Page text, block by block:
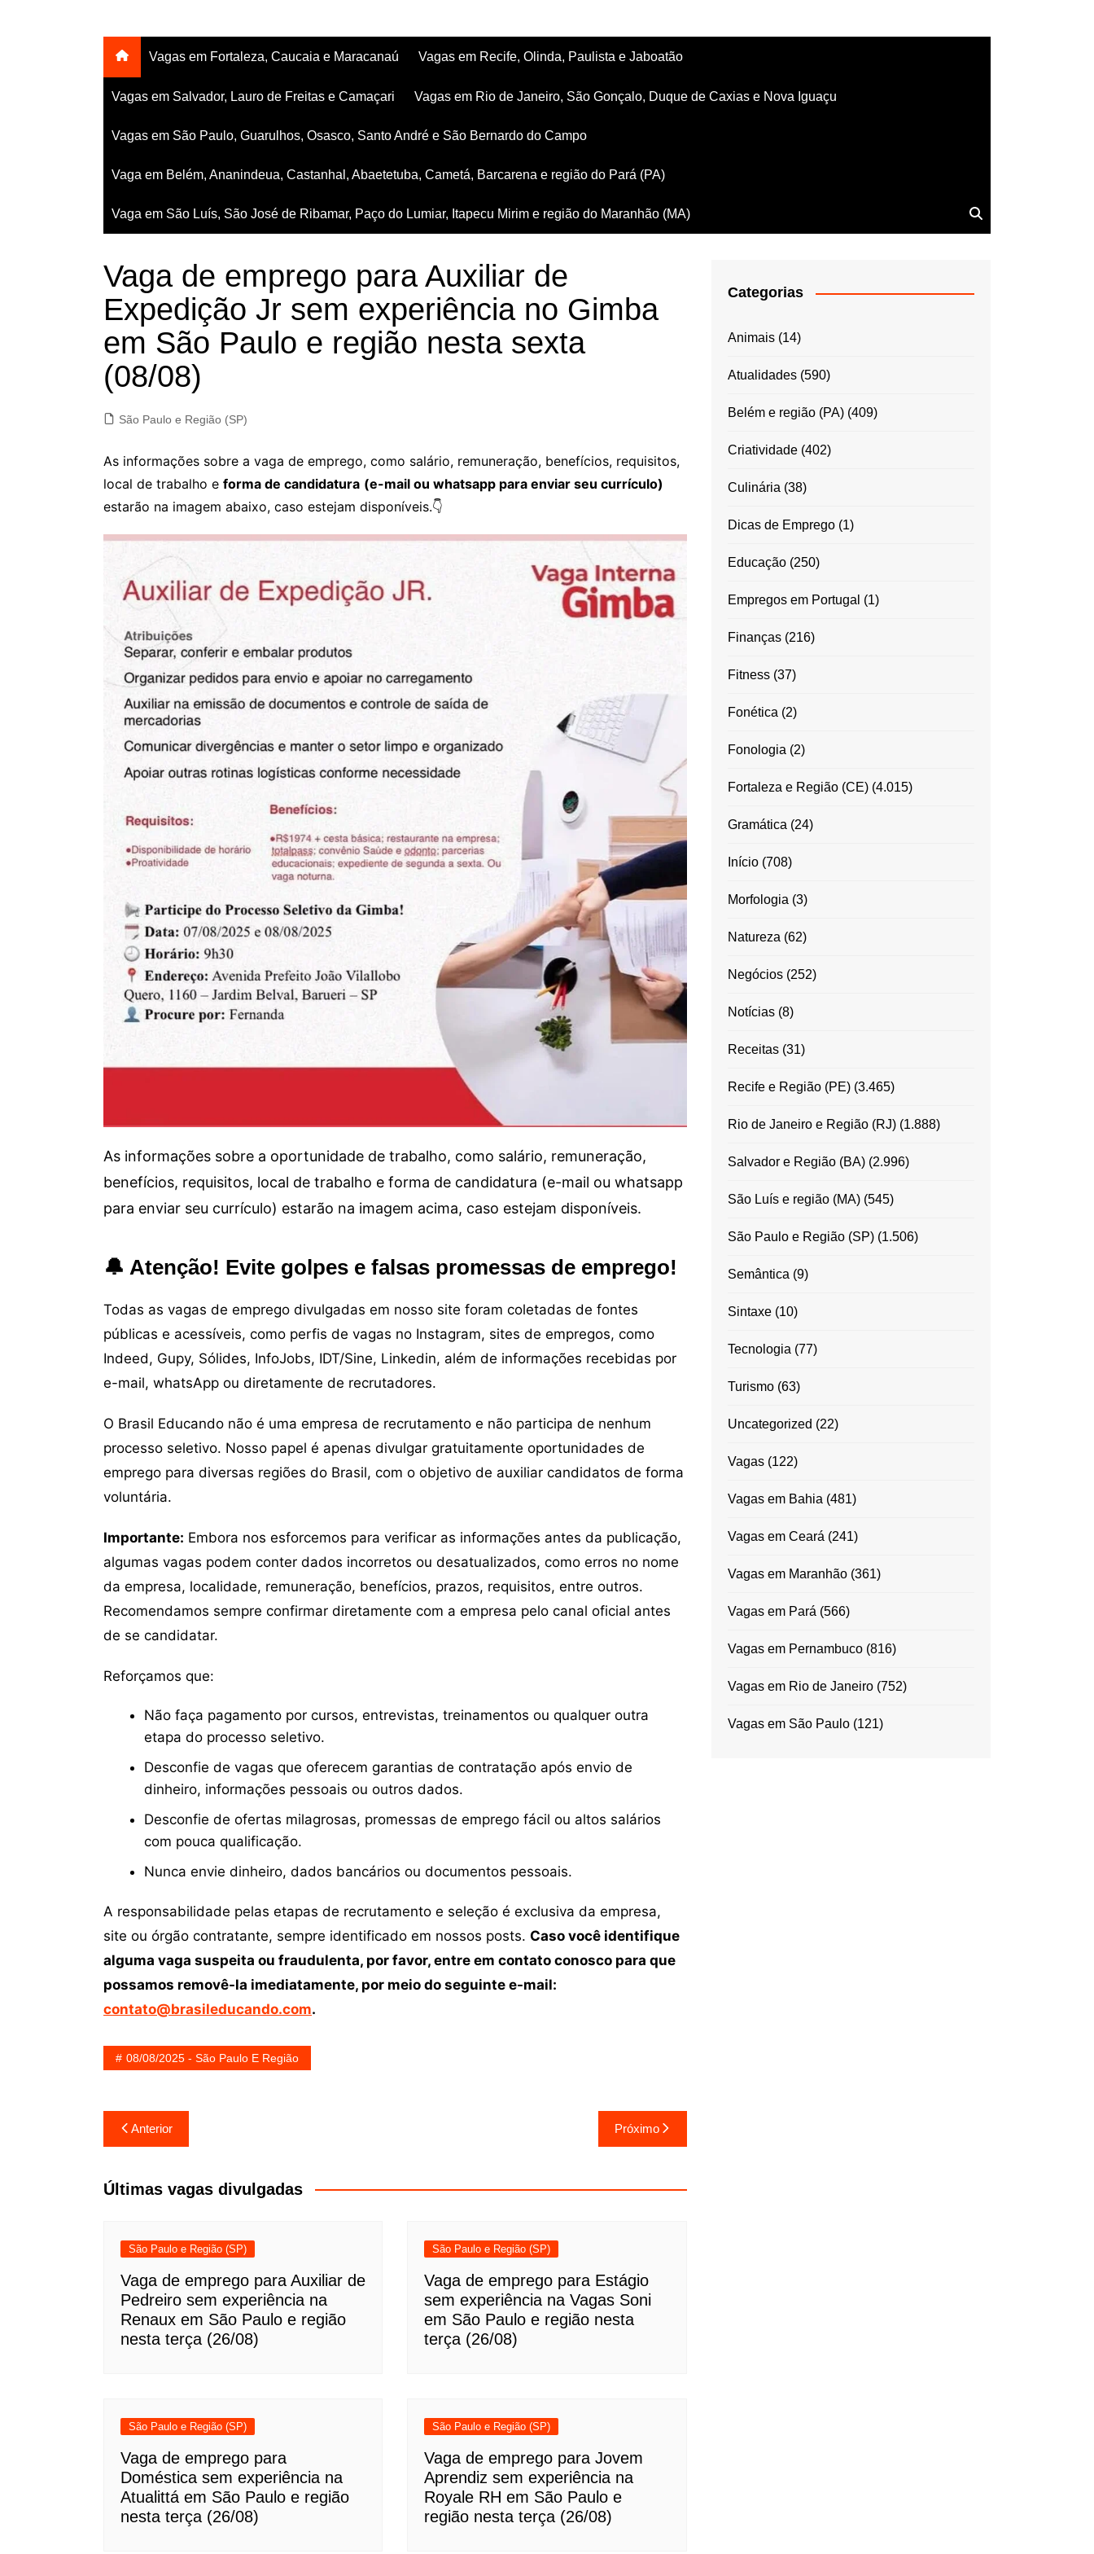
Vagas em Fortaleza, Caucaia e Maracanaú Vagas em Recife, Olinda, Paulista e Jaboatão
Vagas em Salvador, Lauro de Freitas e Camaçari Vagas em Rio de Janeiro, São Gonçalo, Duque de Caxias e Nova Iguaçu
Vagas em São Paulo, Guarulhos, Osasco, Santo André e São Bernardo do Campo
Vaga em Belém, Ananindeua, Castanhal, Abaetetuba, Cametá, Barcarena e região do Pará (PA)
Vaga em São Luís, São José de Ribamar, Paço do Lumiar, Itapecu Mirim e região do Maranhão (MA)
Vaga de emprego para Auxiliar de
Expedição Jr sem experiência no Gimba
em São Paulo e região nesta sexta
(08/08)
São Paulo e Região (SP)
As informações sobre a vaga de emprego, como salário, remuneração, benefícios, requisitos,
local de trabalho e forma de candidatura (e-mail ou whatsapp para enviar seu currículo)
estarão na imagem abaixo, caso estejam disponíveis.👇
As informações sobre a oportunidade de trabalho, como salário, remuneração,
benefícios, requisitos, local de trabalho e forma de candidatura (e-mail ou whatsapp
para enviar seu currículo) estarão na imagem acima, caso estejam disponíveis.
🔔 Atenção! Evite golpes e falsas promessas de emprego!
Todas as vagas de emprego divulgadas em nosso site foram coletadas de fontes
públicas e acessíveis, como perfis de vagas no Instagram, sites de empregos, como
Indeed, Gupy, Sólides, InfoJobs, IDT/Sine, Linkedin, além de informações recebidas por
e-mail, whatsApp ou diretamente de recrutadores.
O Brasil Educando não é uma empresa de recrutamento e não participa de nenhum
processo seletivo. Nosso papel é apenas divulgar gratuitamente oportunidades de
emprego para diversas regiões do Brasil, com o objetivo de auxiliar candidatos de forma
voluntária.
Importante: Embora nos esforcemos para verificar as informações antes da publicação,
algumas vagas podem conter dados incorretos ou desatualizados, como erros no nome
da empresa, localidade, remuneração, benefícios, prazos, requisitos, entre outros.
Recomendamos sempre confirmar diretamente com a empresa pelo canal oficial antes
de se candidatar.
Reforçamos que:
Não faça pagamento por cursos, entrevistas, treinamentos ou qualquer outra
etapa do processo seletivo.
Desconfie de vagas que oferecem garantias de contratação após envio de
dinheiro, informações pessoais ou outros dados.
Desconfie de ofertas milagrosas, promessas de emprego fácil ou altos salários
com pouca qualificação.
Nunca envie dinheiro, dados bancários ou documentos pessoais.
A responsabilidade pelas etapas de recrutamento e seleção é exclusiva da empresa,
site ou órgão contratante, sempre identificado em nossos posts. Caso você identifique
alguma vaga suspeita ou fraudulenta, por favor, entre em contato conosco para que
possamos removê-la imediatamente, por meio do seguinte e-mail:
contato@brasileducando.com.
08/08/2025 - São Paulo E Região
Navegação
de
Post
Anterior Próximo
Últimas vagas divulgadas
São Paulo e Região (SP)
Vaga de emprego para Auxiliar de
Pedreiro sem experiência na
Renaux em São Paulo e região
nesta terça (26/08)
São Paulo e Região (SP)
Vaga de emprego para Estágio
sem experiência na Vagas Soni
em São Paulo e região nesta
terça (26/08)
São Paulo e Região (SP)
Vaga de emprego para
Doméstica sem experiência na
Atualittá em São Paulo e região
nesta terça (26/08)
São Paulo e Região (SP)
Vaga de emprego para Jovem
Aprendiz sem experiência na
Royale RH em São Paulo e
região nesta terça (26/08)
Categorias
Animais(14)
Atualidades(590)
Belém e região (PA)(409)
Criatividade(402)
Culinária (38)
Dicas de Emprego(1)
Educação(250)
Empregos em Portugal (1)
Finanças(216)
Fitness(37)
Fonética (2)
Fonologia (2)
Fortaleza e Região (CE)(4.015)
Gramática (24)
Início(708)
Morfologia (3)
Natureza (62)
Negócios(252)
Notícias(8)
Receitas(31)
Recife e Região (PE)(3.465)
Rio de Janeiro e Região (RJ)(1.888)
Salvador e Região (BA)(2.996)
São Luís e região (MA)(545)
São Paulo e Região (SP)(1.506)
Semântica (9)
Sintaxe(10)
Tecnologia (77)
Turismo(63)
Uncategorized (22)
Vagas(122)
Vagas em Bahia (481)
Vagas em Ceará (241)
Vagas em Maranhão(361)
Vagas em Pará (566)
Vagas em Pernambuco(816)
Vagas em Rio de Janeiro(752)
Vagas em São Paulo(121)